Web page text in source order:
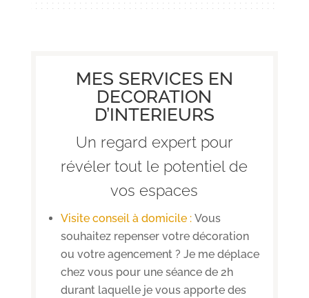
MES SERVICES EN
DECORATION
D’INTERIEURS
Un regard expert pour
révéler tout le potentiel de
vos espaces
Visite conseil à domicile : Vous
souhaitez repenser votre décoration
ou votre agencement ? Je me déplace
chez vous pour une séance de 2h
durant laquelle je vous apporte des